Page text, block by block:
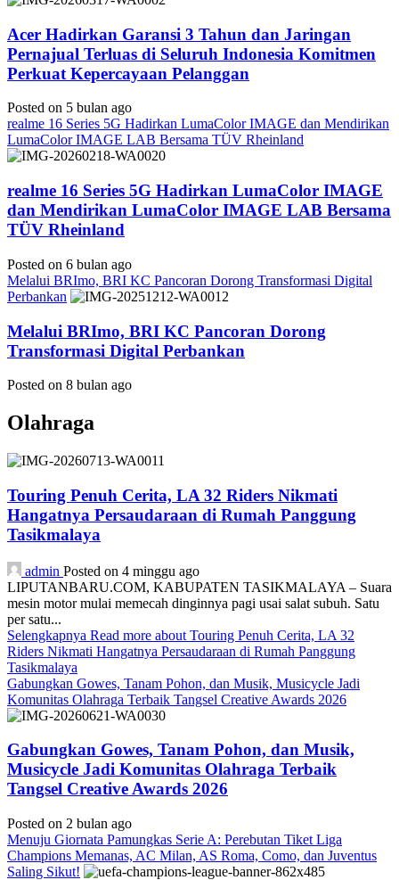
Acer Hadirkan Garansi 3 Tahun dan Jaringan
Pernajual Terluas di Seluruh Indonesia Komitmen
Perkuat Kepercayaan Pelanggan
Posted on 5 bulan ago
realme 16 Series 5G Hadirkan LumaColor IMAGE dan Mendirikan
LumaColor IMAGE LAB Bersama TÜV Rheinland
realme 16 Series 5G Hadirkan LumaColor IMAGE
dan Mendirikan LumaColor IMAGE LAB Bersama
TÜV Rheinland
Posted on 6 bulan ago
Melalui BRImo, BRI KC Pancoran Dorong Transformasi Digital
Perbankan
Melalui BRImo, BRI KC Pancoran Dorong
Transformasi Digital Perbankan
Posted on 8 bulan ago
Olahraga
Touring Penuh Cerita, LA 32 Riders Nikmati
Hangatnya Persaudaraan di Rumah Panggung
Tasikmalaya
admin Posted on 4 minggu ago
LIPUTANBARU.COM, KABUPATEN TASIKMALAYA – Suara
mesin motor mulai memecah dinginnya pagi usai salat subuh. Satu
per satu...
Selengkapnya Read more about Touring Penuh Cerita, LA 32
Riders Nikmati Hangatnya Persaudaraan di Rumah Panggung
Tasikmalaya
Gabungkan Gowes, Tanam Pohon, dan Musik, Musicycle Jadi
Komunitas Olahraga Terbaik Tangsel Creative Awards 2026
Gabungkan Gowes, Tanam Pohon, dan Musik,
Musicycle Jadi Komunitas Olahraga Terbaik
Tangsel Creative Awards 2026
Posted on 2 bulan ago
Menuju Giornata Pamungkas Serie A: Perebutan Tiket Liga
Champions Memanas, AC Milan, AS Roma, Como, dan Juventus
Saling Sikut!